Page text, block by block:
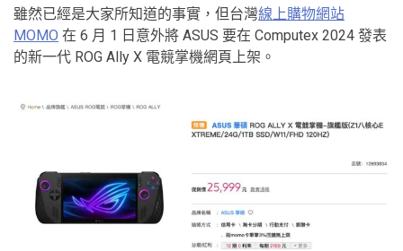
雖然已經是大家所知道的事實，但台灣線上購物網站
MOMO 在 6 月 1 日意外將 ASUS 要在 Computex 2024 發表
的新一代 ROG Ally X 電競掌機網頁上架。